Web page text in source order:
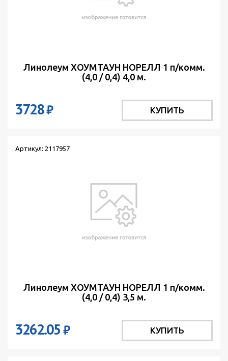
Линолеум ХОУМТАУН НОРЕЛЛ 1 п/комм.
(4,0 / 0,4) 4,0 м.
3728₽ КУПИТЬ
Артикул: 2117957
Линолеум ХОУМТАУН НОРЕЛЛ 1 п/комм.
(4,0 / 0,4) 3,5 м.
3262.05₽ КУПИТЬ